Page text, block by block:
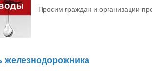
Просим граждан и организации
железнодорожника